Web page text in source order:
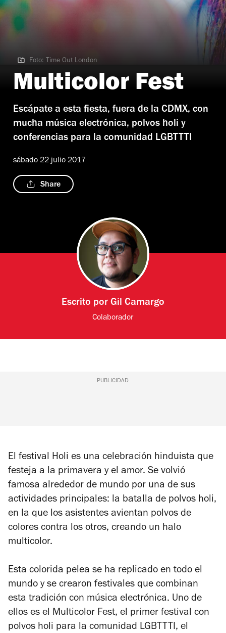
Foto: Time Out London
Foto: Time Out London
Multicolor Fest
Escápate a esta fiesta, fuera de la CDMX, con
mucha música electrónica, polvos holi y
conferencias para la comunidad LGBTTTI
sábado 22 julio 2017
Share
Escrito por Gil Camargo
Colaborador
PUBLICIDAD
El festival Holi es una celebración hinduista que
festeja a la primavera y el amor. Se volvió
famosa alrededor de mundo por una de sus
actividades principales: la batalla de polvos holi,
en la que los asistentes avientan polvos de
colores contra los otros, creando un halo
multicolor.
Esta colorida pelea se ha replicado en todo el
mundo y se crearon festivales que combinan
esta tradición con música electrónica. Uno de
ellos es el Multicolor Fest, el primer festival con
polvos holi para la comunidad LGBTTTI, el